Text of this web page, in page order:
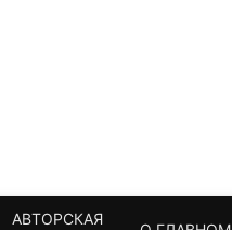
АВТОРСКАЯ